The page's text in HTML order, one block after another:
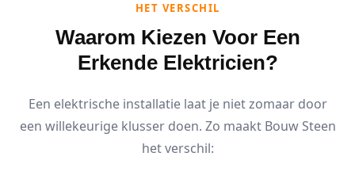
HET VERSCHIL
Waarom Kiezen Voor Een
Erkende Elektricien?
Een elektrische installatie laat je niet zomaar door
een willekeurige klusser doen. Zo maakt Bouw Steen
het verschil: